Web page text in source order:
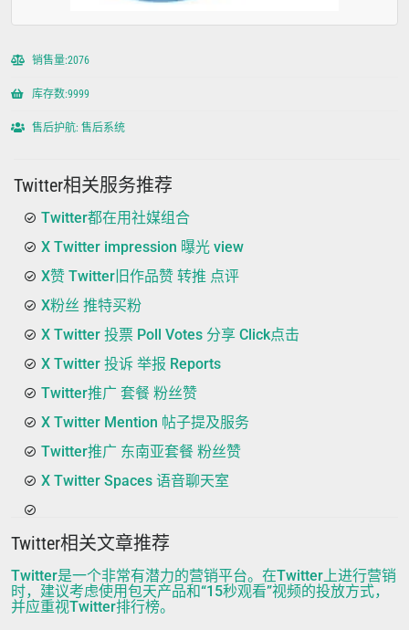
销售量:2076
库存数:9999
售后护航: 售后系统
Twitter相关服务推荐
Twitter都在用社媒组合
X Twitter impression 曝光 view
X赞 Twitter旧作品赞 转推 点评
X粉丝 推特买粉
X Twitter 投票 Poll Votes 分享 Click点击
X Twitter 投诉 举报 Reports
Twitter推广 套餐 粉丝赞
X Twitter Mention 帖子提及服务
Twitter推广 东南亚套餐 粉丝赞
X Twitter Spaces 语音聊天室
Twitter相关文章推荐
Twitter是一个非常有潜力的营销平台。在Twitter上进行营销
时，建议考虑使用包天产品和“15秒观看”视频的投放方式，
并应重视Twitter排行榜。